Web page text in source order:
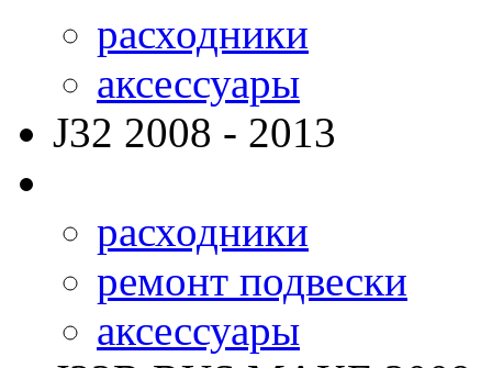
расходники
аксессуары
J32 2008 - 2013
расходники
ремонт подвески
аксессуары